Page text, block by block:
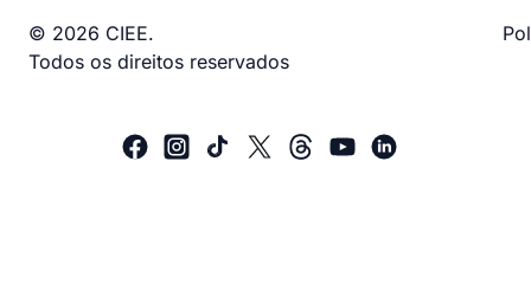
© 2026 CIEE.
Todos os direitos reservados